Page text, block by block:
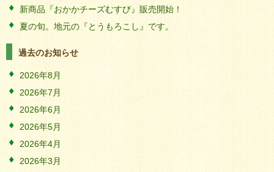
新商品『おかかチーズむすび』販売開始！
夏の旬。地元の『とうもろこし』です。
過去のお知らせ
2026年8月
2026年7月
2026年6月
2026年5月
2026年4月
2026年3月